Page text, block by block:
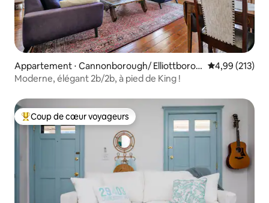
Appartement ⋅ Cannonborough/ Elliottborou
gh
Évaluation
4,99 (213)
Moderne, élégant 2b/2b, à pied de King !
Coups de cœur voyageurs les plus appréciés
Coup de cœur voyageurs